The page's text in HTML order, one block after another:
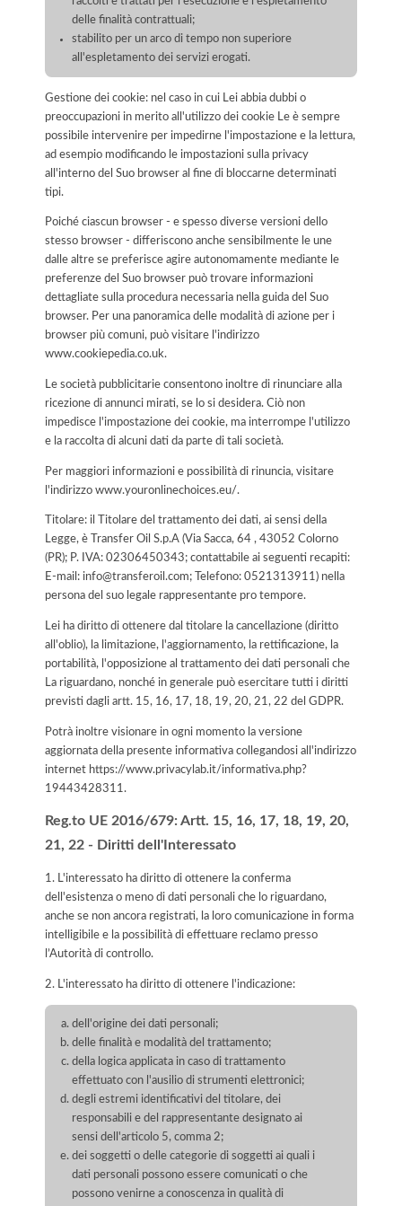
delle finalità contrattuali;
stabilito per un arco di tempo non superiore
all'espletamento dei servizi erogati.
Gestione dei cookie: nel caso in cui Lei abbia dubbi o
preoccupazioni in merito all'utilizzo dei cookie Le è sempre
possibile intervenire per impedirne l'impostazione e la lettura,
ad esempio modificando le impostazioni sulla privacy
all'interno del Suo browser al fine di bloccarne determinati
tipi.
Poiché ciascun browser - e spesso diverse versioni dello
stesso browser - differiscono anche sensibilmente le une
dalle altre se preferisce agire autonomamente mediante le
preferenze del Suo browser può trovare informazioni
dettagliate sulla procedura necessaria nella guida del Suo
browser. Per una panoramica delle modalità di azione per i
browser più comuni, può visitare l'indirizzo
www.cookiepedia.co.uk.
Le società pubblicitarie consentono inoltre di rinunciare alla
ricezione di annunci mirati, se lo si desidera. Ciò non
impedisce l'impostazione dei cookie, ma interrompe l'utilizzo
e la raccolta di alcuni dati da parte di tali società.
Per maggiori informazioni e possibilità di rinuncia, visitare
l'indirizzo www.youronlinechoices.eu/.
Titolare: il Titolare del trattamento dei dati, ai sensi della
Legge, è Transfer Oil S.p.A (Via Sacca, 64 , 43052 Colorno
(PR); P. IVA: 02306450343; contattabile ai seguenti recapiti:
E-mail: info@transferoil.com; Telefono: 0521313911) nella
persona del suo legale rappresentante pro tempore.
Lei ha diritto di ottenere dal titolare la cancellazione (diritto
all'oblio), la limitazione, l'aggiornamento, la rettificazione, la
portabilità, l'opposizione al trattamento dei dati personali che
La riguardano, nonché in generale può esercitare tutti i diritti
previsti dagli artt. 15, 16, 17, 18, 19, 20, 21, 22 del GDPR.
Potrà inoltre visionare in ogni momento la versione
aggiornata della presente informativa collegandosi all'indirizzo
internet https://www.privacylab.it/informativa.php?
19443428311 .
Reg.to UE 2016/679: Artt. 15, 16, 17, 18, 19, 20,
21, 22 - Diritti dell'Interessato
1. L'interessato ha diritto di ottenere la conferma
dell'esistenza o meno di dati personali che lo riguardano,
anche se non ancora registrati, la loro comunicazione in forma
intelligibile e la possibilità di effettuare reclamo presso
l’Autorità di controllo.
2. L'interessato ha diritto di ottenere l'indicazione:
dell'origine dei dati personali;
delle finalità e modalità del trattamento;
della logica applicata in caso di trattamento
effettuato con l'ausilio di strumenti elettronici;
degli estremi identificativi del titolare, dei
responsabili e del rappresentante designato ai
sensi dell'articolo 5, comma 2;
dei soggetti o delle categorie di soggetti ai quali i
dati personali possono essere comunicati o che
possono venirne a conoscenza in qualità di